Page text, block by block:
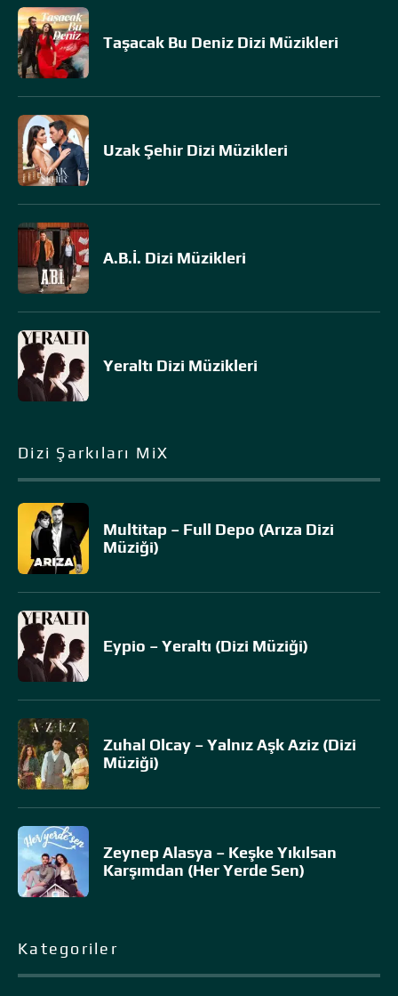
Taşacak Bu Deniz Dizi Müzikleri
Uzak Şehir Dizi Müzikleri
A.B.İ. Dizi Müzikleri
Yeraltı Dizi Müzikleri
Dizi Şarkıları MiX
Multitap – Full Depo (Arıza Dizi
Müziği)
Eypio – Yeraltı (Dizi Müziği)
Zuhal Olcay – Yalnız Aşk Aziz (Dizi
Müziği)
Zeynep Alasya – Keşke Yıkılsan
Karşımdan (Her Yerde Sen)
Kategoriler